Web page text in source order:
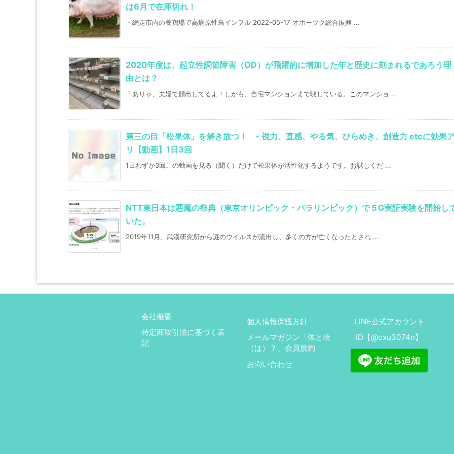
は6月で在庫切れ！
・網走市内の養鶏場で高病原性鳥インフル 2022-05-17 オホーツク総合振興 ...
2020年度は、起立性調節障害（OD）が飛躍的に増加した年と歴史に刻まれるであろう理
由とは？
「ありゃ、夫婦で顔出してるよ！しかも、自宅マンションまで映している。このマンショ ...
第三の目「松果体」を解き放つ！ - 視力、直感、やる気、ひらめき、創造力 etcに効果
リ【動画】1日3回
1日わずか3回この動画を見る（聞く）だけで松果体が活性化するようです。お試しくだ ...
NTT東日本は悪魔の祭典（東京オリンピック・パラリンピック）で５G実証実験を開始し
いた。
2019年11月、武漢研究所から謎のウイルスが流出し、多くの方が亡くなったとされ ...
会社概要
特定商取引法に基づく表
記
個人情報保護方針
メールマガジン「体と輪
（は）？」会員規約
お問い合わせ
LINE公式アカウント
ID【@cxu3074n】